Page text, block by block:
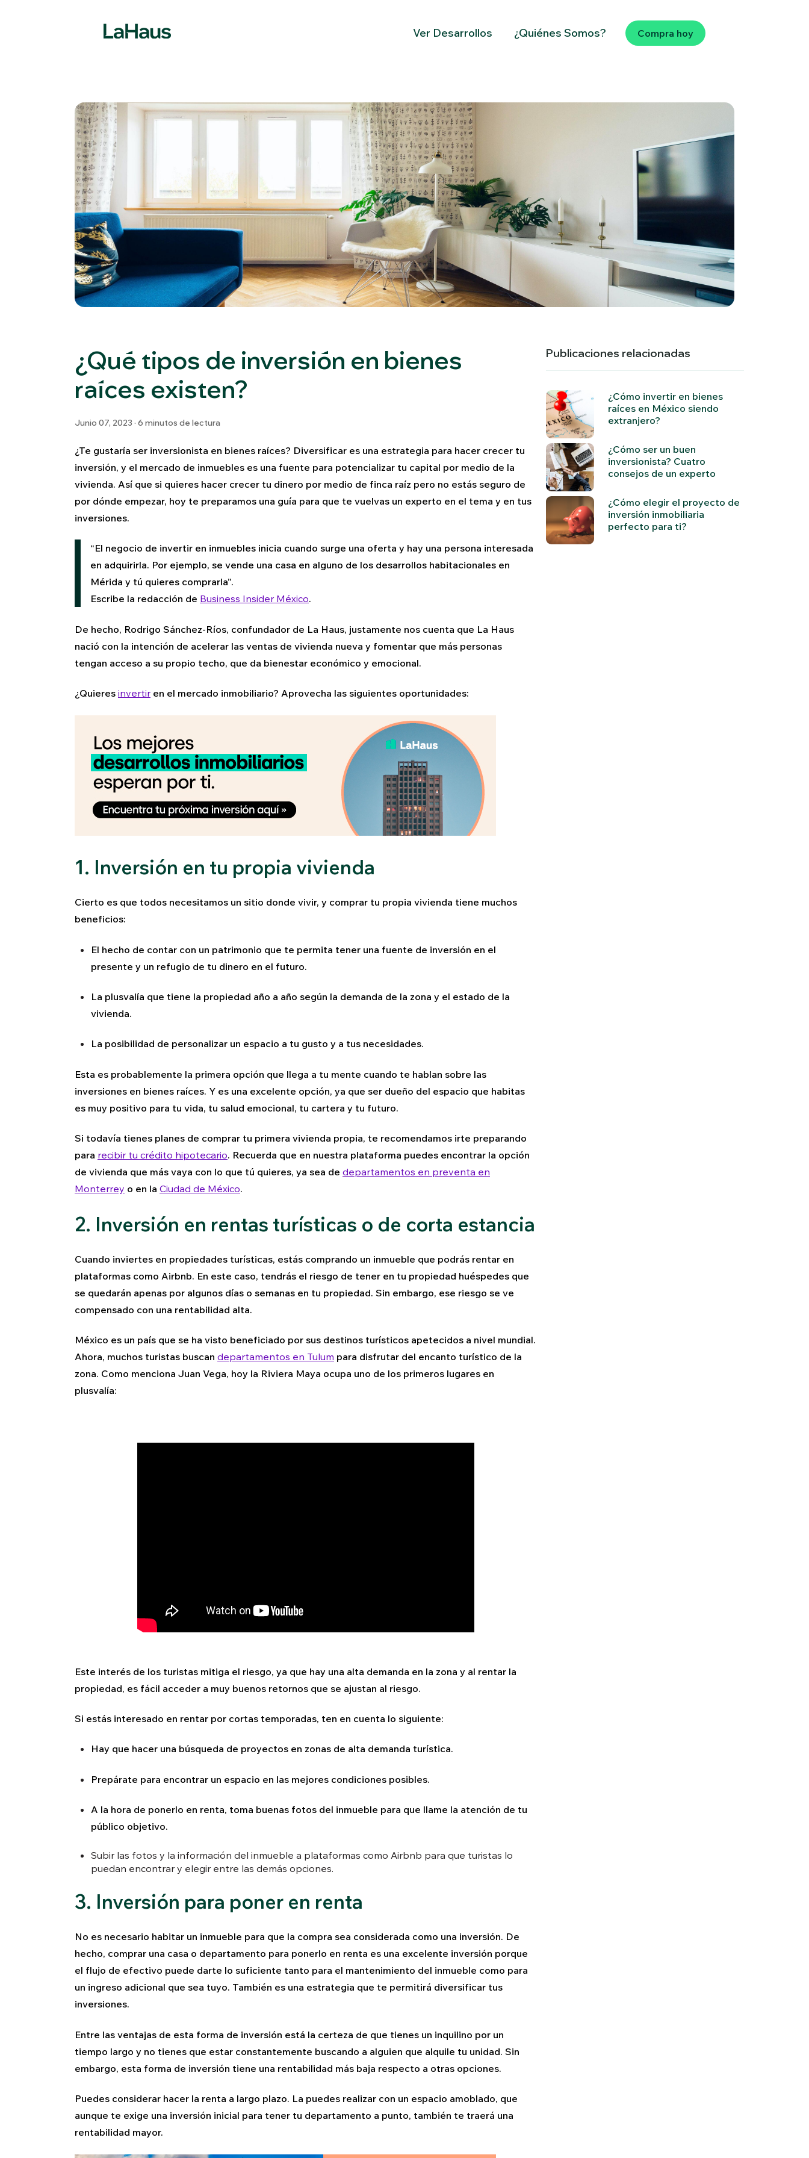
Ver Desarrollos ¿Quiénes Somos? Compra hoy
¿Qué tipos de inversión en bienes
raíces existen?
Junio 07, 2023 · 6 minutos de lectura
¿Te gustaría ser inversionista en bienes raíces? Diversificar es una estrategia para hacer crecer tu
inversión, y el mercado de inmuebles es una fuente para potencializar tu capital por medio de la
vivienda. Así que si quieres hacer crecer tu dinero por medio de finca raíz pero no estás seguro de
por dónde empezar, hoy te preparamos una guía para que te vuelvas un experto en el tema y en tus
inversiones.
“El negocio de invertir en inmuebles inicia cuando surge una oferta y hay una persona interesada
en adquirirla. Por ejemplo, se vende una casa en alguno de los desarrollos habitacionales en
Mérida y tú quieres comprarla”.
Escribe la redacción de Business Insider México.
De hecho, Rodrigo Sánchez-Ríos, confundador de La Haus, justamente nos cuenta que La Haus
nació con la intención de acelerar las ventas de vivienda nueva y fomentar que más personas
tengan acceso a su propio techo, que da bienestar económico y emocional.
¿Quieres invertir en el mercado inmobiliario? Aprovecha las siguientes oportunidades:
1. Inversión en tu propia vivienda
Cierto es que todos necesitamos un sitio donde vivir, y comprar tu propia vivienda tiene muchos
beneficios:
El hecho de contar con un patrimonio que te permita tener una fuente de inversión en el
presente y un refugio de tu dinero en el futuro.
La plusvalía que tiene la propiedad año a año según la demanda de la zona y el estado de la
vivienda.
La posibilidad de personalizar un espacio a tu gusto y a tus necesidades.
Esta es probablemente la primera opción que llega a tu mente cuando te hablan sobre las
inversiones en bienes raíces. Y es una excelente opción, ya que ser dueño del espacio que habitas
es muy positivo para tu vida, tu salud emocional, tu cartera y tu futuro.
Si todavía tienes planes de comprar tu primera vivienda propia, te recomendamos irte preparando
para recibir tu crédito hipotecario. Recuerda que en nuestra plataforma puedes encontrar la opción
de vivienda que más vaya con lo que tú quieres, ya sea de departamentos en preventa en
Monterrey o en la Ciudad de México.
2. Inversión en rentas turísticas o de corta estancia
Cuando inviertes en propiedades turísticas, estás comprando un inmueble que podrás rentar en
plataformas como Airbnb. En este caso, tendrás el riesgo de tener en tu propiedad huéspedes que
se quedarán apenas por algunos días o semanas en tu propiedad. Sin embargo, ese riesgo se ve
compensado con una rentabilidad alta.
México es un país que se ha visto beneficiado por sus destinos turísticos apetecidos a nivel mundial.
Ahora, muchos turistas buscan departamentos en Tulum para disfrutar del encanto turístico de la
zona. Como menciona Juan Vega, hoy la Riviera Maya ocupa uno de los primeros lugares en
plusvalía:
Este interés de los turistas mitiga el riesgo, ya que hay una alta demanda en la zona y al rentar la
propiedad, es fácil acceder a muy buenos retornos que se ajustan al riesgo.
Si estás interesado en rentar por cortas temporadas, ten en cuenta lo siguiente:
Hay que hacer una búsqueda de proyectos en zonas de alta demanda turística.
Prepárate para encontrar un espacio en las mejores condiciones posibles.
A la hora de ponerlo en renta, toma buenas fotos del inmueble para que llame la atención de tu
público objetivo.
Subir las fotos y la información del inmueble a plataformas como Airbnb para que turistas lo
puedan encontrar y elegir entre las demás opciones.
3. Inversión para poner en renta
No es necesario habitar un inmueble para que la compra sea considerada como una inversión. De
hecho, comprar una casa o departamento para ponerlo en renta es una excelente inversión porque
el flujo de efectivo puede darte lo suficiente tanto para el mantenimiento del inmueble como para
un ingreso adicional que sea tuyo. También es una estrategia que te permitirá diversificar tus
inversiones.
Entre las ventajas de esta forma de inversión está la certeza de que tienes un inquilino por un
tiempo largo y no tienes que estar constantemente buscando a alguien que alquile tu unidad. Sin
embargo, esta forma de inversión tiene una rentabilidad más baja respecto a otras opciones.
Puedes considerar hacer la renta a largo plazo. La puedes realizar con un espacio amoblado, que
aunque te exige una inversión inicial para tener tu departamento a punto, también te traerá una
rentabilidad mayor.
Publicaciones relacionadas
¿Cómo invertir en bienes
raíces en México siendo
extranjero?
¿Cómo ser un buen
inversionista? Cuatro
consejos de un experto
¿Cómo elegir el proyecto de
inversión inmobiliaria
perfecto para ti?